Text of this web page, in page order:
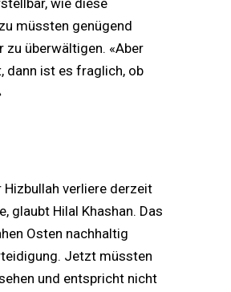
müssten genügend
zu überwältigen. «Aber
dann ist es fraglich, ob
verliere derzeit
glaubt Hilal Khashan. Das
Osten nachhaltig
Jetzt müssten
und entspricht nicht